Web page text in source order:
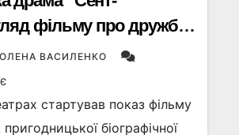
фільму про дружбу,
ОЛЕНА ВАСИЛЕНКО
стартував показ фільму
біографічної